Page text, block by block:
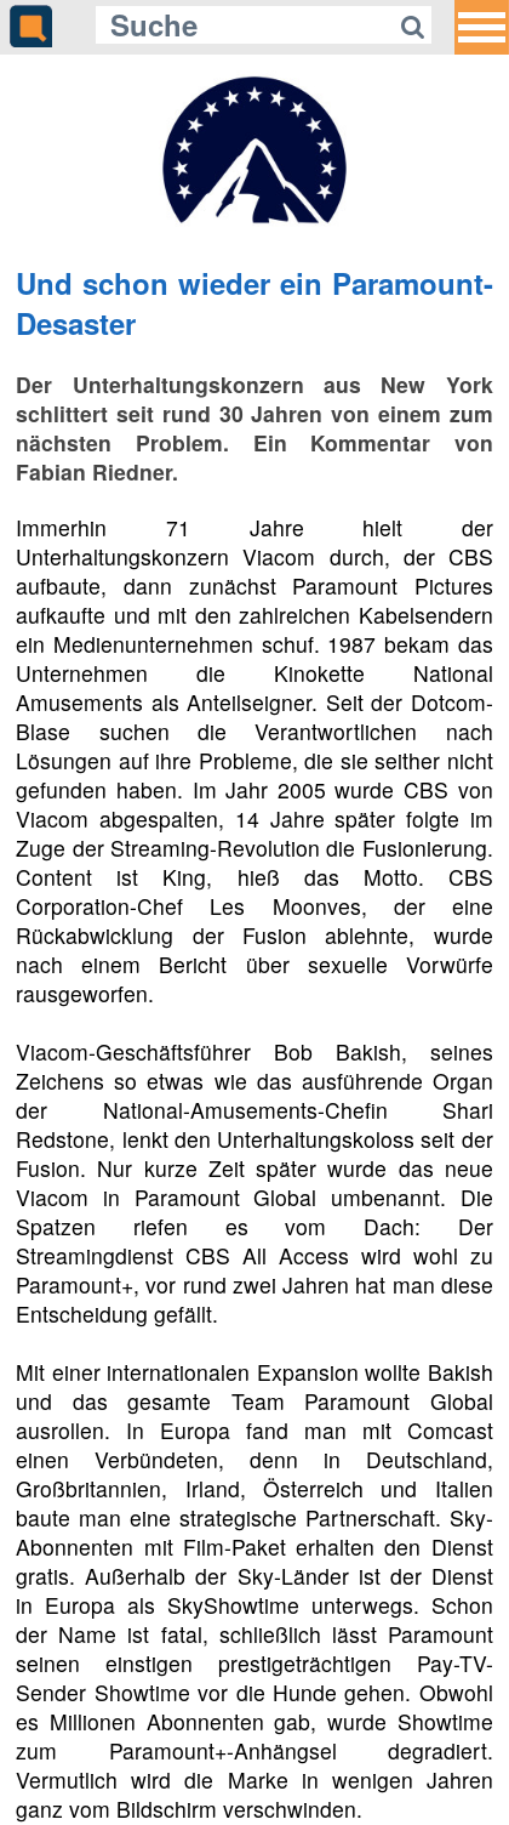
Und schon wieder ein Paramount-
Desaster
Der Unterhaltungskonzern aus New York
schlittert seit rund 30 Jahren von einem zum
nächsten Problem. Ein Kommentar von
Fabian Riedner.
Immerhin 71 Jahre hielt der
Unterhaltungskonzern Viacom durch, der CBS
aufbaute, dann zunächst Paramount Pictures
aufkaufte und mit den zahlreichen Kabelsendern
ein Medienunternehmen schuf. 1987 bekam das
Unternehmen die Kinokette National
Amusements als Anteilseigner. Seit der Dotcom-
Blase suchen die Verantwortlichen nach
Lösungen auf ihre Probleme, die sie seither nicht
gefunden haben. Im Jahr 2005 wurde CBS von
Viacom abgespalten, 14 Jahre später folgte im
Zuge der Streaming-Revolution die Fusionierung.
Content ist King, hieß das Motto. CBS
Corporation-Chef Les Moonves, der eine
Rückabwicklung der Fusion ablehnte, wurde
nach einem Bericht über sexuelle Vorwürfe
rausgeworfen.
Viacom-Geschäftsführer Bob Bakish, seines
Zeichens so etwas wie das ausführende Organ
der National-Amusements-Chefin Shari
Redstone, lenkt den Unterhaltungskoloss seit der
Fusion. Nur kurze Zeit später wurde das neue
Viacom in Paramount Global umbenannt. Die
Spatzen riefen es vom Dach: Der
Streamingdienst CBS All Access wird wohl zu
Paramount+, vor rund zwei Jahren hat man diese
Entscheidung gefällt.
Mit einer internationalen Expansion wollte Bakish
und das gesamte Team Paramount Global
ausrollen. In Europa fand man mit Comcast
einen Verbündeten, denn in Deutschland,
Großbritannien, Irland, Österreich und Italien
baute man eine strategische Partnerschaft. Sky-
Abonnenten mit Film-Paket erhalten den Dienst
gratis. Außerhalb der Sky-Länder ist der Dienst
in Europa als SkyShowtime unterwegs. Schon
der Name ist fatal, schließlich lässt Paramount
seinen einstigen prestigeträchtigen Pay-TV-
Sender Showtime vor die Hunde gehen. Obwohl
es Millionen Abonnenten gab, wurde Showtime
zum Paramount+-Anhängsel degradiert.
Vermutlich wird die Marke in wenigen Jahren
ganz vom Bildschirm verschwinden.